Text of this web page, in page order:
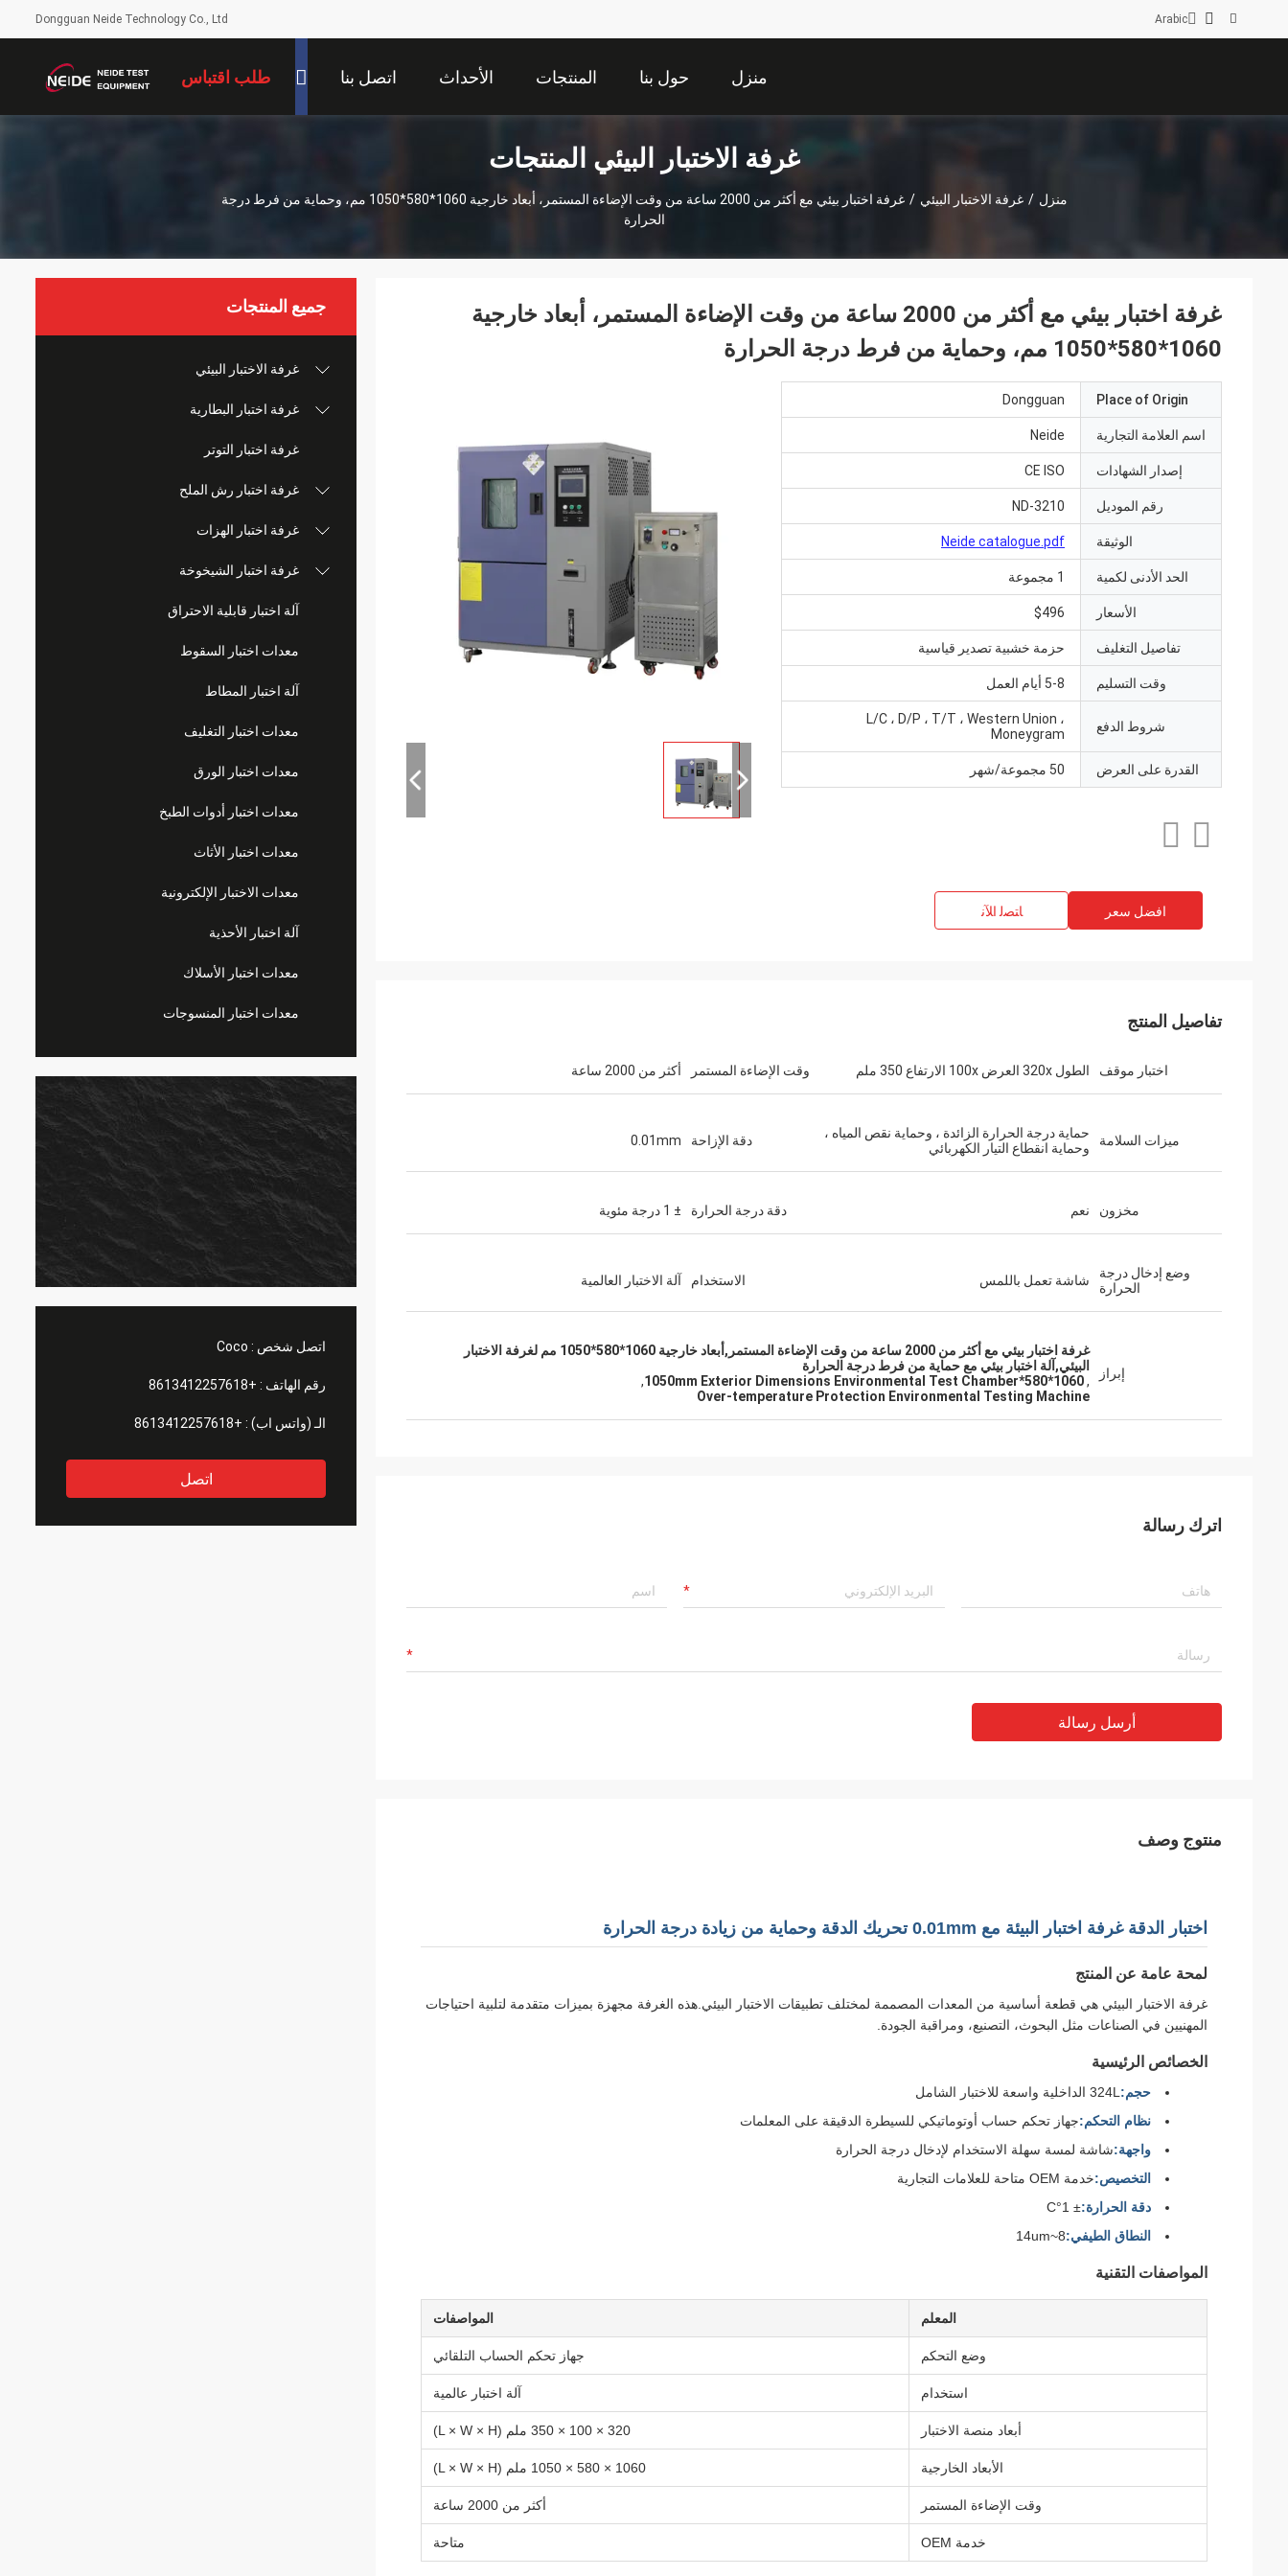
Dongguan Neide Technology Co., Ltd Arabic
منزل حول بنا المنتجات الأحداث اتصل بنا طلب اقتباس
غرفة الاختبار البيئي المنتجات
منزل / غرفة الاختبار البيئي /
غرفة اختبار بيئي مع أكثر من 2000 ساعة من وقت الإضاءة المستمر، أبعاد خارجية 1060*580*1050 مم، وحماية من فرط درجة
الحرارة
جميع المنتجات
غرفة الاختبار البيئي
غرفة اختبار البطارية
غرفة اختبار التوتر
غرفة اختبار رش الملح
غرفة اختبار الهزات
غرفة اختبار الشيخوخة
آلة اختبار قابلية الاحتراق
معدات اختبار السقوط
آلة اختبار المطاط
معدات اختبار التغليف
معدات اختبار الورق
معدات اختبار أدوات الطبخ
معدات اختبار الأثاث
معدات الاختبار الإلكترونية
آلة اختبار الأحذية
معدات اختبار الأسلاك
معدات اختبار المنسوجات
اتصل شخص : Coco
رقم الهاتف : +8613412257618
الـ (واتس اب) : +8613412257618
اتصل
غرفة اختبار بيئي مع أكثر من 2000 ساعة من وقت الإضاءة المستمر، أبعاد خارجية
1060*580*1050 مم، وحماية من فرط درجة الحرارة
Place of Origin
Dongguan
اسم العلامة التجارية Neide
إصدار الشهادات CE ISO
رقم الموديل ND-3210
الوثيقة Neide catalogue.pdf
الحد الأدنى لكمية 1 مجموعة
الأسعار $496
تفاصيل التغليف حزمة خشبية تصدير قياسية
وقت التسليم 5-8 أيام العمل
شروط الدفع
L/C ، D/P ، T/T ، Western Union ،
Moneygram
القدرة على العرض 50 مجموعة/شهر
افضل سعر ﺎﺘﺼﻟ ﺍﻶﻧ
تفاصيل المنتج
اختبار موقف الطول 320x العرض 100x الارتفاع 350 ملم وقت الإضاءة المستمر أكثر من 2000 ساعة
ميزات السلامة
حماية درجة الحرارة الزائدة ، وحماية نقص المياه ،
وحماية انقطاع التيار الكهربائي
دقة الإزاحة 0.01mm
مخزون نعم دقة درجة الحرارة ± 1 درجة مئوية
وضع إدخال درجة
الحرارة
شاشة تعمل باللمس الاستخدام آلة الاختبار العالمية
إبراز
غرفة اختبار بيئي مع أكثر من 2000 ساعة من وقت الإضاءة المستمر,أبعاد خارجية 1060*580*1050 مم لغرفة الاختبار
البيئي,آلة اختبار بيئي مع حماية من فرط درجة الحرارة
,
1060*580*1050mm Exterior Dimensions Environmental Test Chamber
,
Over-temperature Protection Environmental Testing Machine
اترك رسالة
أرسل رسالة
منتوج وصف
اختبار الدقة غرفة اختبار البيئة مع 0.01mm تحريك الدقة وحماية من زيادة درجة الحرارة
لمحة عامة عن المنتج
غرفة الاختبار البيئي هي قطعة أساسية من المعدات المصممة لمختلف تطبيقات الاختبار البيئي.هذه الغرفة مجهزة بميزات متقدمة لتلبية احتياجات
المهنيين في الصناعات مثل البحوث، التصنيع، ومراقبة الجودة.
الخصائص الرئيسية
حجم: 324L الداخلية واسعة للاختبار الشامل
نظام التحكم:جهاز تحكم حساب أوتوماتيكي للسيطرة الدقيقة على المعلمات
واجهة:شاشة لمسة سهلة الاستخدام لإدخال درجة الحرارة
التخصيص:خدمة OEM متاحة للعلامات التجارية
دقة الحرارة:± 1°C
النطاق الطيفي:8~14um
المواصفات التقنية
المعلم المواصفات
وضع التحكم جهاز تحكم الحساب التلقائي
استخدام آلة اختبار عالمية
أبعاد منصة الاختبار 320 × 100 × 350 ملم (L × W × H)
الأبعاد الخارجية 1060 × 580 × 1050 ملم (L × W × H)
وقت الإضاءة المستمر أكثر من 2000 ساعة
خدمة OEM متاحة